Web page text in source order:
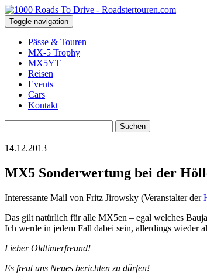
Toggle navigation
Pässe & Touren
MX-5 Trophy
MX5YT
Reisen
Events
Cars
Kontakt
nach:
14.12.2013
MX5 Sonderwertung bei der
Interessante Mail von Fritz Jirowsky (Veranstalter der
Das gilt natürlich für alle MX5en – egal welches
Ich werde in jedem Fall dabei sein, allerdings wieder
Lieber Oldtimerfreund!
Es freut uns Neues berichten zu dürfen!